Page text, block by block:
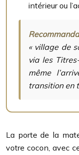
intérieur ou
« village de
via les
même
transition en
La porte de la
votre cocon, avec